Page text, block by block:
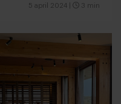
5 april 2024 3 min